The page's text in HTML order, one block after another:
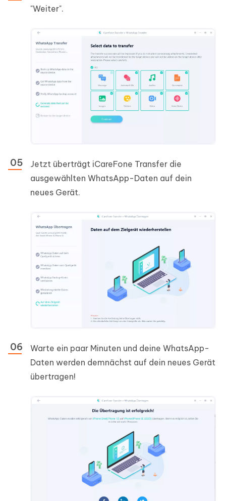
"Weiter".
Jetzt überträgt iCareFone Transfer die
ausgewählten WhatsApp-Daten auf dein
neues Gerät.
Warte ein paar Minuten und deine WhatsApp-
Daten werden demnächst auf dein neues Gerät
übertragen!